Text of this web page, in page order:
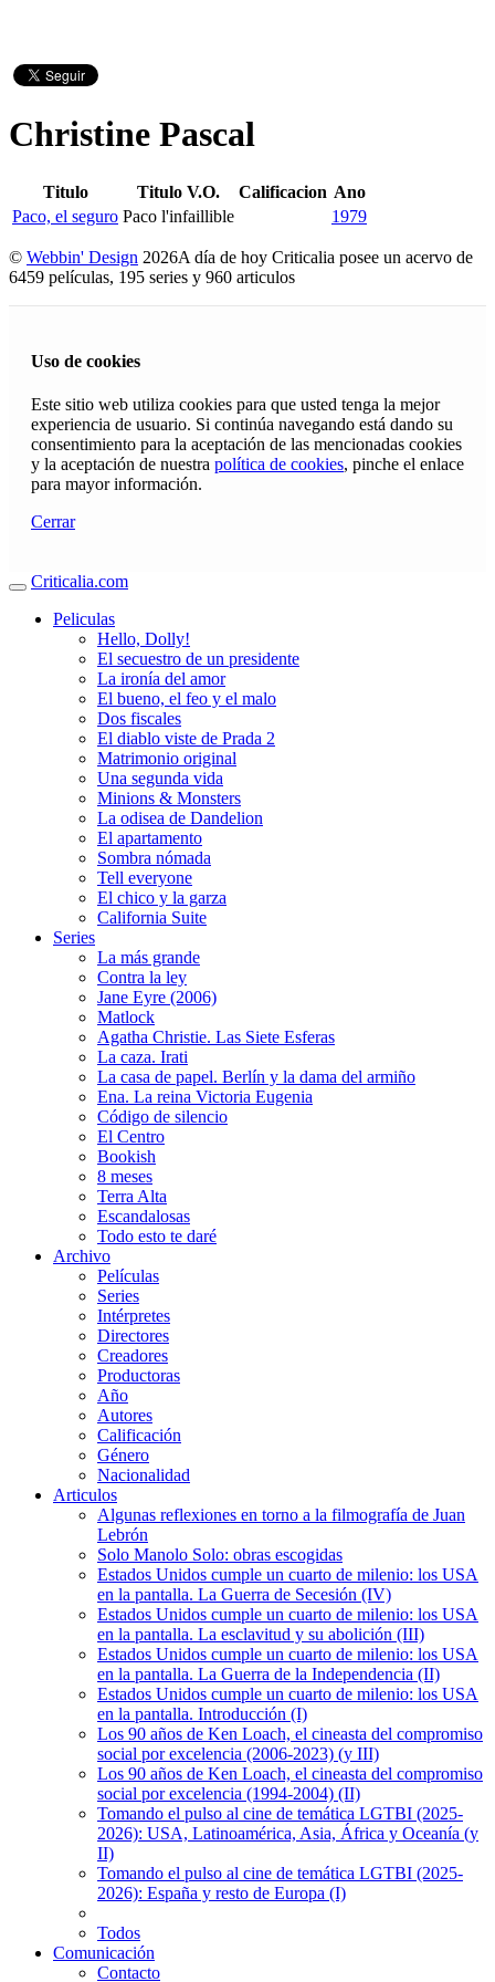
Christine Pascal
Titulo Titulo V.O. Calificacion Ano
Paco, el seguro Paco l'infaillible 1979
© Webbin' Design 2026A día de hoy Criticalia posee un acervo de
6459 películas, 195 series y 960 articulos
Uso de cookies
Este sitio web utiliza cookies para que usted tenga la mejor
experiencia de usuario. Si continúa navegando está dando su
consentimiento para la aceptación de las mencionadas cookies
y la aceptación de nuestra política de cookies, pinche el enlace
para mayor información.
Cerrar
Criticalia.com
Peliculas
Hello, Dolly!
El secuestro de un presidente
La ironía del amor
El bueno, el feo y el malo
Dos fiscales
El diablo viste de Prada 2
Matrimonio original
Una segunda vida
Minions & Monsters
La odisea de Dandelion
El apartamento
Sombra nómada
Tell everyone
El chico y la garza
California Suite
Series
La más grande
Contra la ley
Jane Eyre (2006)
Matlock
Agatha Christie. Las Siete Esferas
La caza. Irati
La casa de papel. Berlín y la dama del armiño
Ena. La reina Victoria Eugenia
Código de silencio
El Centro
Bookish
8 meses
Terra Alta
Escandalosas
Todo esto te daré
Archivo
Películas
Series
Intérpretes
Directores
Creadores
Productoras
Año
Autores
Calificación
Género
Nacionalidad
Articulos
Algunas reflexiones en torno a la filmografía de Juan
Lebrón
Solo Manolo Solo: obras escogidas
Estados Unidos cumple un cuarto de milenio: los USA
en la pantalla. La Guerra de Secesión (IV)
Estados Unidos cumple un cuarto de milenio: los USA
en la pantalla. La esclavitud y su abolición (III)
Estados Unidos cumple un cuarto de milenio: los USA
en la pantalla. La Guerra de la Independencia (II)
Estados Unidos cumple un cuarto de milenio: los USA
en la pantalla. Introducción (I)
Los 90 años de Ken Loach, el cineasta del compromiso
social por excelencia (2006-2023) (y III)
Los 90 años de Ken Loach, el cineasta del compromiso
social por excelencia (1994-2004) (II)
Tomando el pulso al cine de temática LGTBI (2025-
2026): USA, Latinoamérica, Asia, África y Oceanía (y
II)
Tomando el pulso al cine de temática LGTBI (2025-
2026): España y resto de Europa (I)
Todos
Comunicación
Contacto